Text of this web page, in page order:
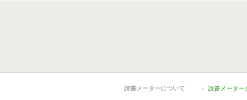
読書メーターについて 読書メーター